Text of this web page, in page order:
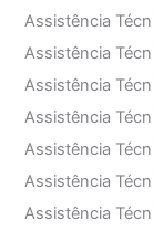
Assistência
Assistência
Assistência
Assistência
Assistência
Assistência
Assistência